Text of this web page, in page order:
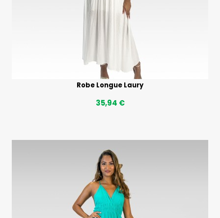
Robe Longue Laury
35,94 €